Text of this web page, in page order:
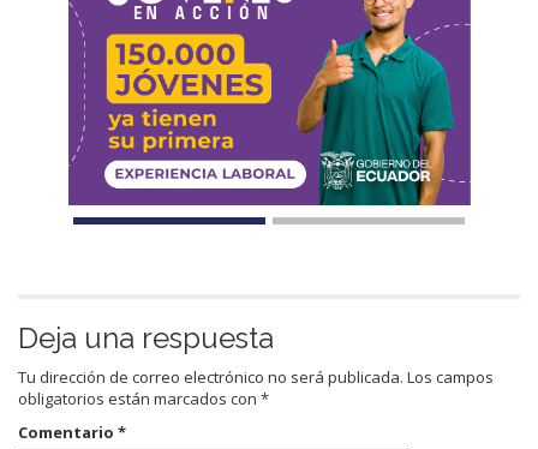
Deja una respuesta
Tu dirección de correo electrónico no será publicada. Los campos
obligatorios están marcados con *
Comentario *